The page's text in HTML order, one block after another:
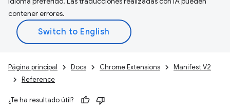
contener errores.
Página principal Docs Chrome Extensions
Manifest V2
Reference
¿Te ha resultado útil?